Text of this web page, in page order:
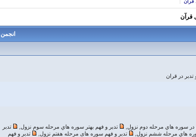
قرآن
قرآن
انجمن
در قران
سوره هاي مرحله دوم نزول تدبر و فهم بهتر سوره هاي مرحله سوم نزول
تدبر
هاي مرحله ششم نزول تدبر و فهم سوره های مرحله هفتم نزول
تدبر و فهم